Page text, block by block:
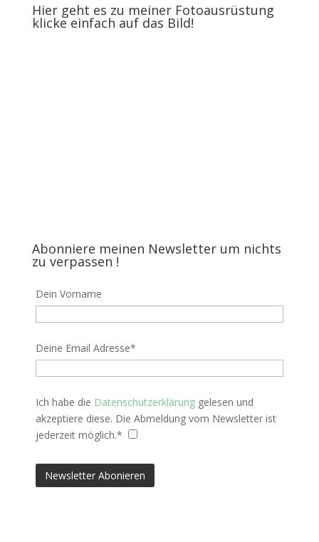
Hier geht es zu meiner Fotoausrüstung
klicke einfach auf das Bild!
Abonniere meinen Newsletter um nichts
zu verpassen !
Dein Vorname
Deine Email Adresse*
Ich habe die Datenschutzerklärunggelesen und
akzeptiere diese. Die Abmeldung vom Newsletter ist
jederzeit möglich.*